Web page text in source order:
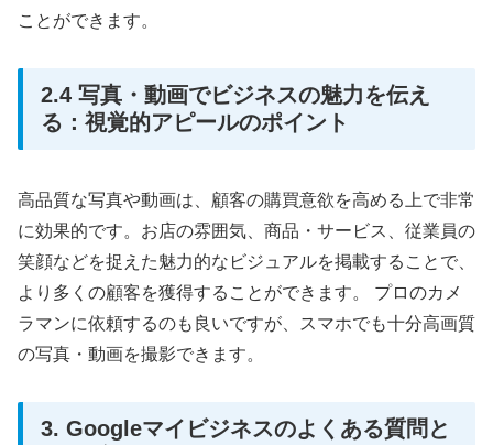
ことができます。
2.4 写真・動画でビジネスの魅力を伝え
る：視覚的アピールのポイント
高品質な写真や動画は、顧客の購買意欲を高める上で非常
に効果的です。お店の雰囲気、商品・サービス、従業員の
笑顔などを捉えた魅力的なビジュアルを掲載することで、
より多くの顧客を獲得することができます。 プロのカメ
ラマンに依頼するのも良いですが、スマホでも十分高画質
の写真・動画を撮影できます。
3. Googleマイビジネスのよくある質問と